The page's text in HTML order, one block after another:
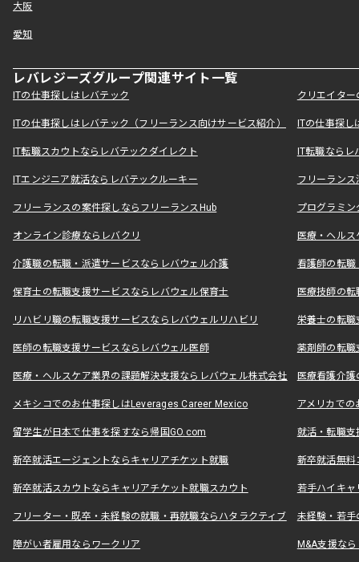
大阪
愛知
レバレジーズグループ関連サイト一覧
ITの仕事探しはレバテック クリエイタ
ITの仕事探しはレバテック（フリーランス向けサービス紹介） ITの仕事探
IT転職スカウトならレバテックダイレクト IT転職なら
ITエンジニア就活ならレバテックルーキー フリーラン
フリーランスの案件探しならフリーランスHub プログラミ
オンライン診療ならレバクリ 医療・ヘル
介護職の転職・派遣サービスならレバウェル介護 看護師の転
保育士の転職支援サービスならレバウェル保育士 医療技師の
リハビリ職の転職支援サービスならレバウェルリハビリ 栄養士の転
医師の転職支援サービスならレバウェル医師 薬剤師の転
医療・ヘルスケア業界の課題解決支援ならレバウェル株式会社 医療看護介
メキシコでのお仕事探しはLeverages Career Mexico アメリカで
留学生が日本で仕事を探すなら帰国GO.com 就活・転職
新卒就活エージェントならキャリアチケット就職 新卒就活無料
新卒就活スカウトならキャリアチケット就職スカウト 若手ハイキ
フリーター・既卒・未経験の就職・再就職ならハタラクティブ 未経験・若手
障がい者雇用ならワークリア M&A支援な